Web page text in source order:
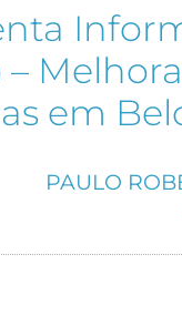
em
PAULO